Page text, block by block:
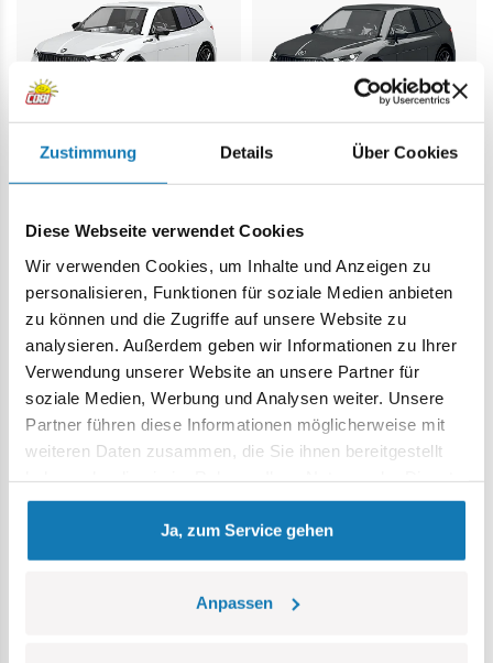
Zustimmung Details Über Cookies
Diese Webseite verwendet Cookies
Wir verwenden Cookies, um Inhalte und Anzeigen zu
personalisieren, Funktionen für soziale Medien anbieten
zu können und die Zugriffe auf unsere Website zu
analysieren. Außerdem geben wir Informationen zu Ihrer
Verwendung unserer Website an unsere Partner für
soziale Medien, Werbung und Analysen weiter. Unsere
Partner führen diese Informationen möglicherweise mit
weiteren Daten zusammen, die Sie ihnen bereitgestellt
gesammelt haben.
Ja, zum Service gehen
Anpassen
Škoda Enyaq RS
16,99 €
In den Warenkorb
Škoda Enyaq Sportline
16,99 €
In den Warenkorb